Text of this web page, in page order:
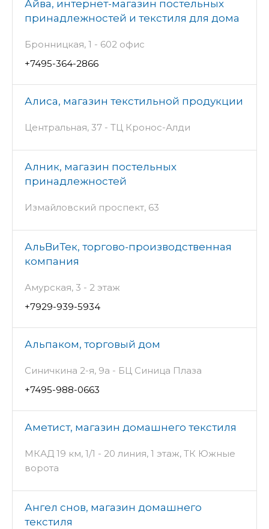
Айва, интернет-магазин постельных
принадлежностей и текстиля для дома
Бронницкая, 1 - 602 офис
+7495-364-2866
Алиса, магазин текстильной продукции
Центральная, 37 - ТЦ Кронос-Алди
Алник, магазин постельных
принадлежностей
Измайловский проспект, 63
АльВиТек, торгово-производственная
компания
Амурская, 3 - 2 этаж
+7929-939-5934
Альпаком, торговый дом
Синичкина 2-я, 9а - БЦ Синица Плаза
+7495-988-0663
Аметист, магазин домашнего текстиля
МКАД 19 км, 1/1 - 20 линия, 1 этаж, ТК Южные
ворота
Ангел снов, магазин домашнего
текстиля